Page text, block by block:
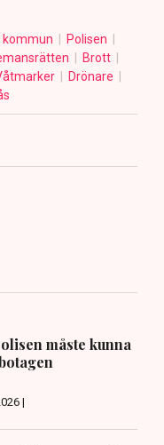
kommun
Polisen
Brott
Drönare
måste kunna
|